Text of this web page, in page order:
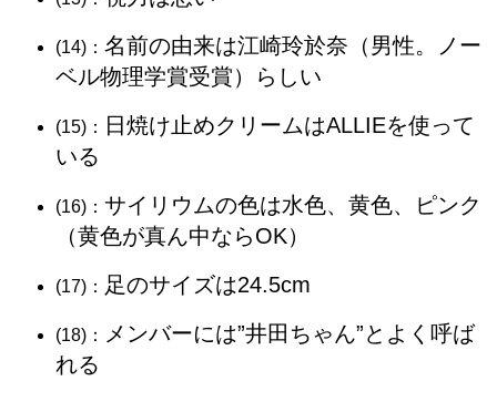
(14)： 名前の由来は江崎玲於奈（男性。ノー
ベル物理学賞受賞）らしい
(15)： 日焼け止めクリームはALLIEを使って
いる
(16)： サイリウムの色は水色、黄色、ピンク
（黄色が真ん中ならOK）
(17)： 足のサイズは24.5cm
(18)：
メンバーには”井田ちゃん”とよく呼ば
れる